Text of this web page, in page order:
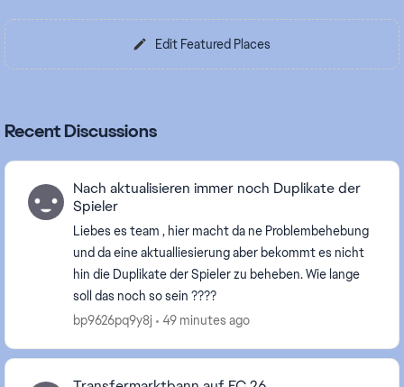
Edit Featured Places
Recent Discussions
Nach aktualisieren immer noch Duplikate der
Spieler
Liebes es team , hier macht da ne Problembehebung
und da eine aktualliesierung aber bekommt es nicht
hin die Duplikate der Spieler zu beheben. Wie lange
soll das noch so sein ????
bp9626pq9y8j
49 minutes ago